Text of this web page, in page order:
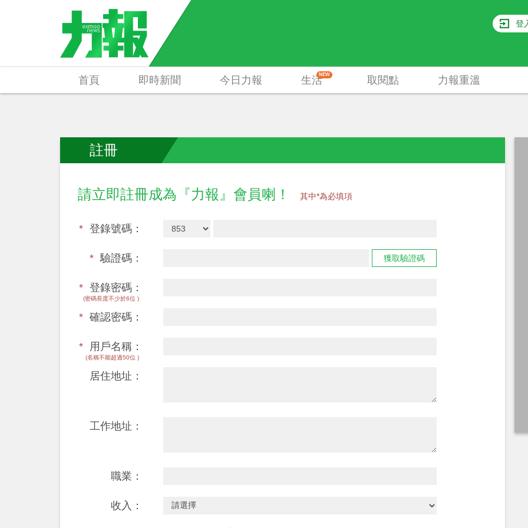
登
首頁 即時新聞 今日力報 生活NEW 取閱點 力報重溫
註冊
請立即註冊成為『力報』會員喇！ 其中*為必填項
* 登錄號碼：
* 驗證碼： 獲取驗證碼
* 登錄密碼：
(密碼長度不少於6位 )
* 確認密碼：
* 用戶名稱：
(名稱不能超過50位 )
居住地址：
工作地址：
職業：
收入：